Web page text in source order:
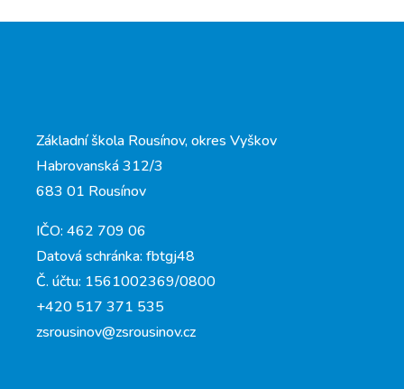
Základní škola Rousínov, okres Vyškov
Habrovanská 312/3
683 01 Rousínov
IČO: 462 709 06
Datová schránka: fbtgj48
Č. účtu: 1561002369/0800
+420 517 371 535
zsrousinov@zsrousinov.cz